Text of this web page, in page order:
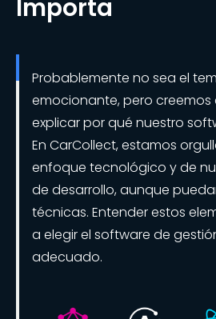
Importa
Probablemente no sea el
emocionante, pero creemos
explicar por qué nuestro
En CarCollect, estamos
enfoque tecnológico y de
de desarrollo, aunque
técnicas. Entender estos
a elegir el software de
adecuado.